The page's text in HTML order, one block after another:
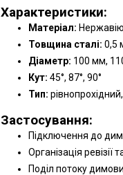
Характеристики:
Матеріал:
Товщина сталі: 0,5
Діаметр: 100 мм,
Кут: 45°, 87°, 90°
Тип:
Застосування:
Підключення до
Організація
Поділ потоку